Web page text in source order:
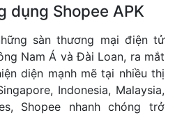
dụng Shopee APK
sàn thương mại điện tử
Nam Á và Đài Loan, ra mắt
diện mạnh mẽ tại nhiều thị
Indonesia, Malaysia,
Shopee nhanh chóng trở